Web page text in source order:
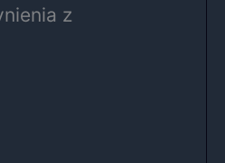
z